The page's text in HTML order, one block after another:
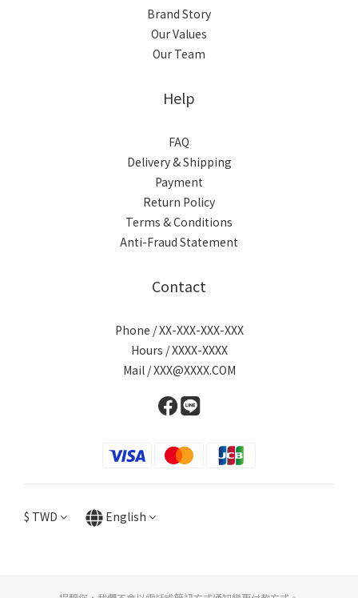
Brand Story
Our Values
Our Team
Help
FAQ
Delivery & Shipping
Payment
Return Policy
Terms & Conditions
Anti-Fraud Statement
Contact
Phone / XX-XXX-XXX-XXX
Hours / XXXX-XXXX
Mail / XXX@XXXX.COM
$ TWD English